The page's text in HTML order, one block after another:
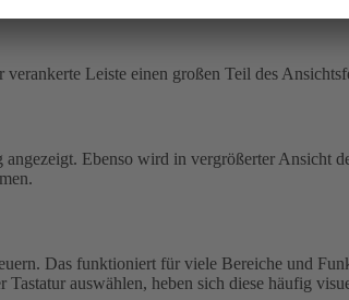
Leiste einen großen Teil des
Ebenso wird in vergrößerter Ansicht
Das funktioniert für viele Bereiche und
auswählen, heben sich diese häufig